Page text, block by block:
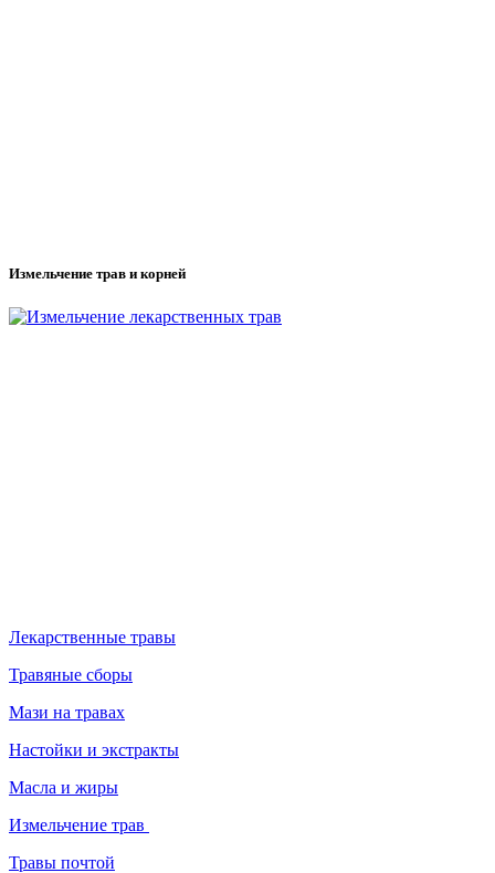
Измельчение трав и корней
Лекарственные травы
Травяные сборы
Мази на травах
Настойки и экстракты
Масла и жиры
Измельчение трав
Травы почтой